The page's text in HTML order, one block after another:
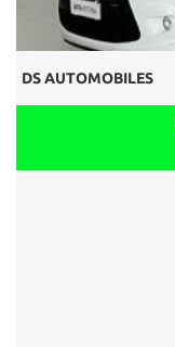
DS AUTOMOBILES